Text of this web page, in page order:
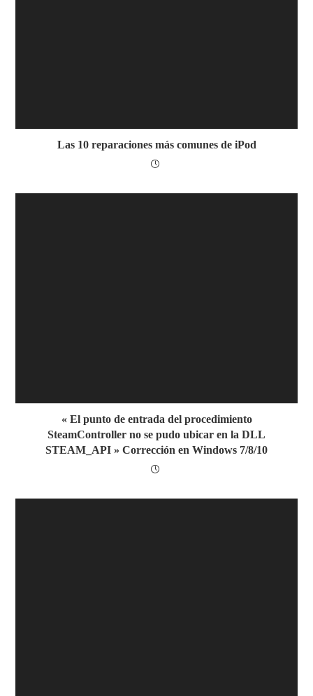
Las 10 reparaciones más comunes de iPod
« El punto de entrada del procedimiento
SteamController no se pudo ubicar en la DLL
STEAM_API » Corrección en Windows 7/8/10